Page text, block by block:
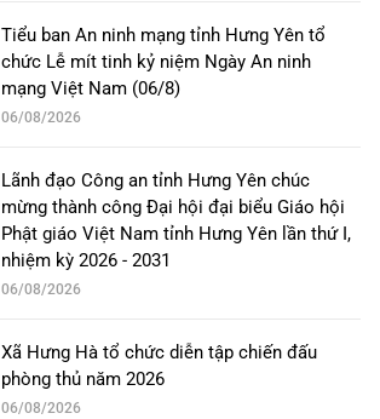
Tiểu ban An ninh mạng tỉnh Hưng Yên tổ
chức Lễ mít tinh kỷ niệm Ngày An ninh
mạng Việt Nam (06/8)
06/08/2026
Lãnh đạo Công an tỉnh Hưng Yên chúc
mừng thành công Đại hội đại biểu Giáo hội
Phật giáo Việt Nam tỉnh Hưng Yên lần thứ I,
nhiệm kỳ 2026 - 2031
06/08/2026
Xã Hưng Hà tổ chức diễn tập chiến đấu
phòng thủ năm 2026
06/08/2026